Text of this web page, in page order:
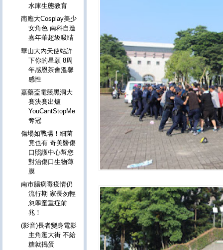
水庫生態教育
南應大Cosplay美少
女角色 南科自造
嘉年華超級吸睛
華山大內天使站許
下你的星願 8周
年感恩茶會溫馨
感性
嘉藥盃電競黑洞大
賽決賽出爐
YouCantStopMe
奪冠
傷場如戰場！細菌
竟也有 奇美醫傷
口照護中心幫您
對治傷口生物薄
膜
南市腸病毒疫情仍
流行期 家長勿輕
忽學童重症前
兆！
(影音)長者變身電影
主角逛大街 不給
糖就搗蛋